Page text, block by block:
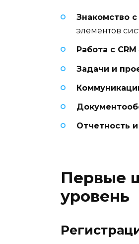
Знакомство
элементов
Работа с CRM
Задачи и
Отчетность
Первые
уровень